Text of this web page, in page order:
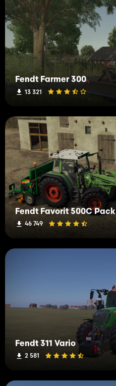
Fendt Farmer 300
13 321
Fendt Favorit 500C Pack
46 749
Fendt 311 Vario
2 581